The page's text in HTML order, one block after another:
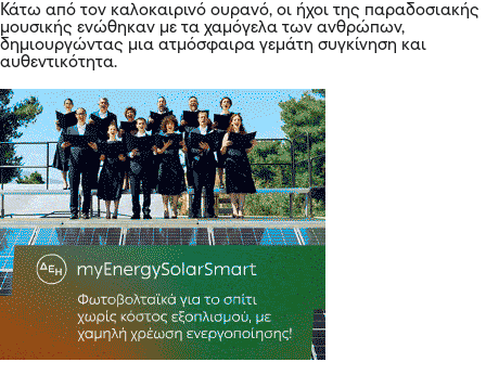
Κάτω από τον καλοκαιρινό ουρανό, οι ήχοι της παραδοσιακής
μουσικής ενώθηκαν με τα χαμόγελα των ανθρώπων,
δημιουργώντας μια ατμόσφαιρα γεμάτη συγκίνηση και
αυθεντικότητα.